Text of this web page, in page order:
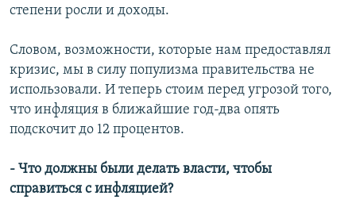
степени росли и доходы.
Словом, возможности, которые нам предоставлял
кризис, мы в силу популизма правительства не
использовали. И теперь стоим перед угрозой того,
что инфляция в ближайшие год-два опять
подскочит до 12 процентов.
- Что должны были делать власти, чтобы
справиться с инфляцией?